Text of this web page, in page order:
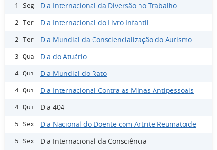
1 Seg Dia Internacional da Diversão no Trabalho
2 Ter Dia Internacional do Livro Infantil
2 Ter Dia Mundial da Consciencialização do Autismo
3 Qua Dia do Atuário
4 Qui Dia Mundial do Rato
4 Qui Dia Internacional Contra as Minas Antipessoais
4 Qui Dia 404
5 Sex Dia Nacional do Doente com Artrite Reumatoide
5 Sex Dia Internacional da Consciência